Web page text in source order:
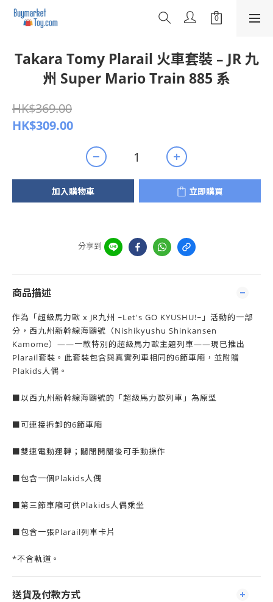
Takara Tomy Plarail 火車套裝 – JR 九
州 Super Mario Train 885 系
HK$369.00
HK$309.00
加入購物車 立即購買
分享到
商品描述
作為「超級馬力歐 x JR九州 ~Let's GO KYUSHU!~」活動的一部
分，西九州新幹線海鷗號（Nishikyushu Shinkansen
Kamome）——一款特別的超級馬力歐主​​題列車——現已推出
Plarail套裝。此套裝包含與真實列車相同的6節車廂，並附贈
Plakids人偶。
■以西九州新幹線海鷗號的「超級馬力歐列車」為原型
■可連接拆卸的6節車廂
■雙速電動運轉；關閉開關後可手動操作
■包含一個Plakids人偶
■第三節車廂可供Plakids人偶乘坐
■包含一張Plarail列車卡片
*不含軌道。
送貨及付款方式